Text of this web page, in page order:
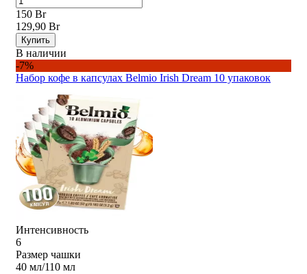
150 Br
129,90 Br
Купить
В наличии
-7%
Набор кофе в капсулах Belmio Irish Dream 10 упаковок
Интенсивность
6
Размер чашки
40 мл/110 мл